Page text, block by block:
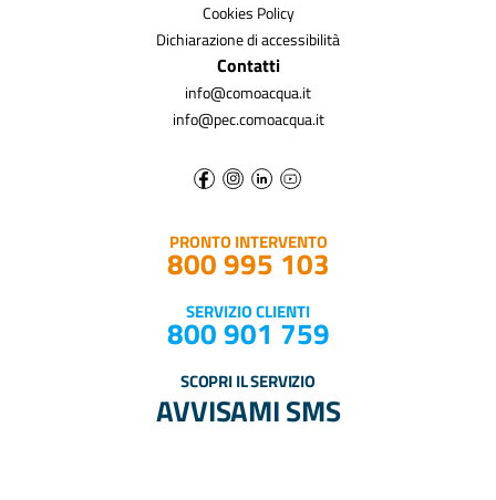
Cookies Policy
Dichiarazione di accessibilità
Contatti
info@comoacqua.it
info@pec.comoacqua.it
PRONTO INTERVENTO
800 995 103
SERVIZIO CLIENTI
800 901 759
SCOPRI IL SERVIZIO
AVVISAMI SMS